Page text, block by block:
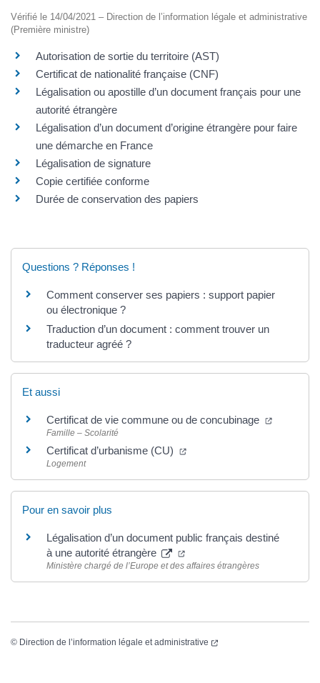
Vérifié le 14/04/2021 – Direction de l’information légale et administrative
(Première ministre)
Autorisation de sortie du territoire (AST)
Certificat de nationalité française (CNF)
Légalisation ou apostille d’un document français pour une
autorité étrangère
Légalisation d’un document d’origine étrangère pour faire
une démarche en France
Légalisation de signature
Copie certifiée conforme
Durée de conservation des papiers
Questions ? Réponses !
Comment conserver ses papiers : support papier
ou électronique ?
Traduction d’un document : comment trouver un
traducteur agréé ?
Et aussi
Certificat de vie commune ou de concubinage
Famille – Scolarité
Certificat d’urbanisme (CU)
Logement
Pour en savoir plus
Légalisation d’un document public français destiné
à une autorité étrangère
Ministère chargé de l’Europe et des affaires étrangères
© Direction de l’information légale et administrative